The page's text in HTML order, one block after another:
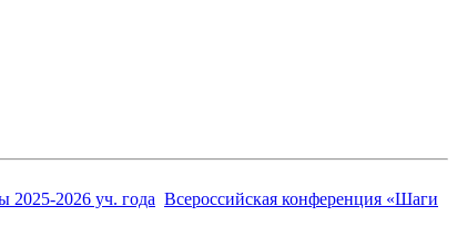
2025-2026 уч. года Всероссийская конференция «Шаги